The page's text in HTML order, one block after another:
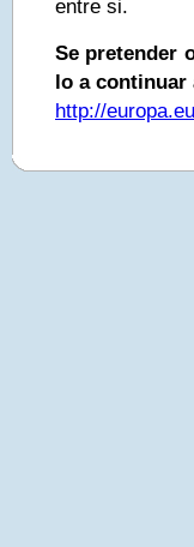
entre si.
Se pretender
lo a continuar
http://